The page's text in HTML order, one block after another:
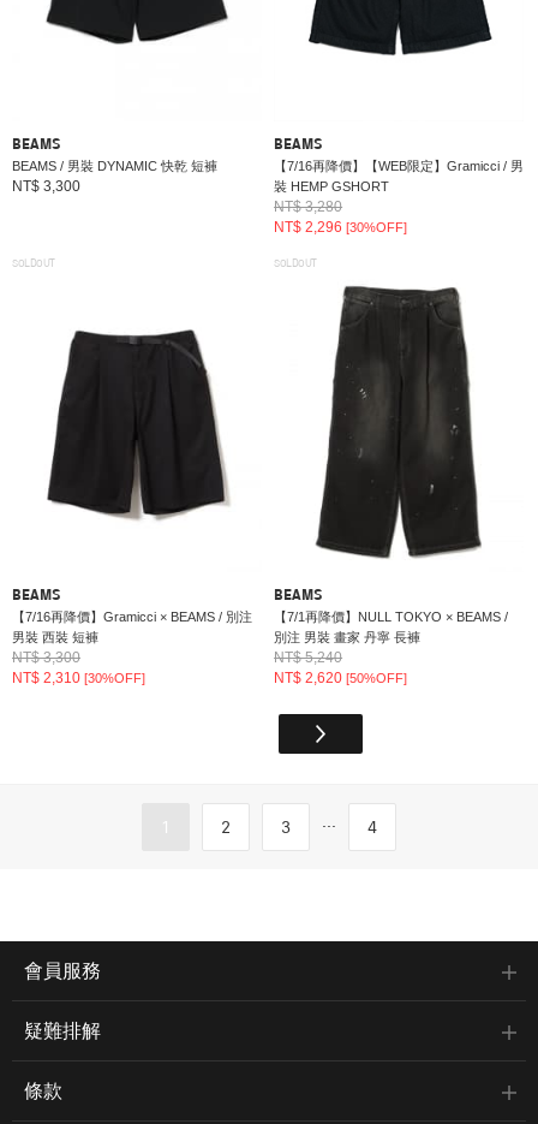
BEAMS
BEAMS / 男裝 DYNAMIC 快乾 短褲
NT$ 3,300
BEAMS
【7/16再降價】【WEB限定】Gramicci / 男
裝 HEMP GSHORT
NT$ 3,280
NT$ 2,296[30%OFF]
SOLDOUT
BEAMS
【7/16再降價】Gramicci × BEAMS / 別注
男裝 西裝 短褲
NT$ 3,300
NT$ 2,310 [30%OFF]
SOLDOUT
BEAMS
【7/1再降價】NULL TOKYO × BEAMS /
別注 男裝 畫家 丹寧 長褲
NT$ 5,240
NT$ 2,620[50%OFF]
1 2 3 ... 4
會員服務
疑難排解
條款